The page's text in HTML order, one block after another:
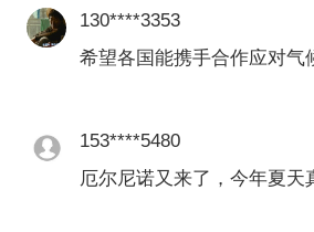
气影响，欧洲各地的河
均水平，波及法国大部分
大部分地区以及东北欧部
相比之下，冰岛、爱尔兰
地区、北海沿岸、芬诺
130****3353
希望各国能携手合作应对气
153****5480
厄尔尼诺又来了，今年夏天